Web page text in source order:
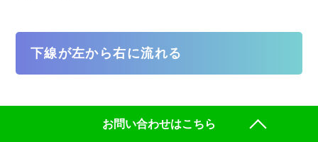
お問い合わせはこちら
下線が左から右に流れる